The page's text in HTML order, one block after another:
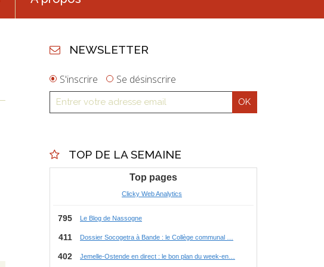
NEWSLETTER
S'inscrire Se désinscrire
TOP DE LA SEMAINE